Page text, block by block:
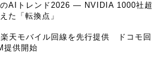
AIトレンド2026 ― NVIDIA 1000社超
た「転換点」
天モバイル回線を先行提供 ドコモ回
提供開始